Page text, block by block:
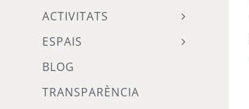
ACTIVITATS
ESPAIS
BLOG
TRANSPARÈNCIA